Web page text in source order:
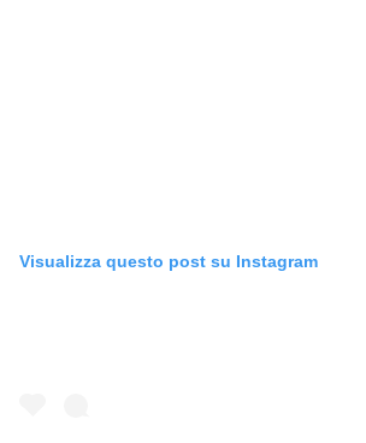
Visualizza questo post su Instagram